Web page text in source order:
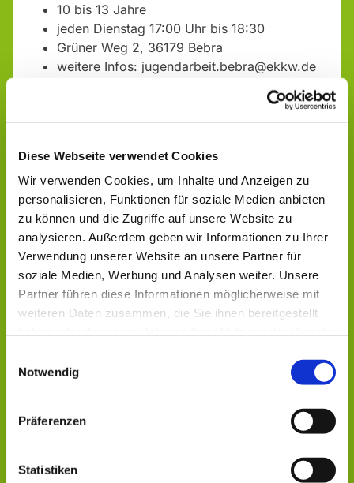
Diese Webseite verwendet Cookies
Wir verwenden Cookies, um Inhalte und Anzeigen zu
personalisieren, Funktionen für soziale Medien anbieten
zu können und die Zugriffe auf unsere Website zu
analysieren. Außerdem geben wir Informationen zu Ihrer
Verwendung unserer Website an unsere Partner für
soziale Medien, Werbung und Analysen weiter. Unsere
Partner führen diese Informationen möglicherweise mit
weiteren Daten zusammen, die Sie ihnen bereitgestellt
Notwendig
Präferenzen
Statistiken
10 bis 13 Jahre
jeden Dienstag 17:00 Uhr bis 18:30
Grüner Weg 2, 36179 Bebra
weitere Infos: jugendarbeit.bebra@ekkw.de
oder bei Diakon Ole Jaekel unter der: +49